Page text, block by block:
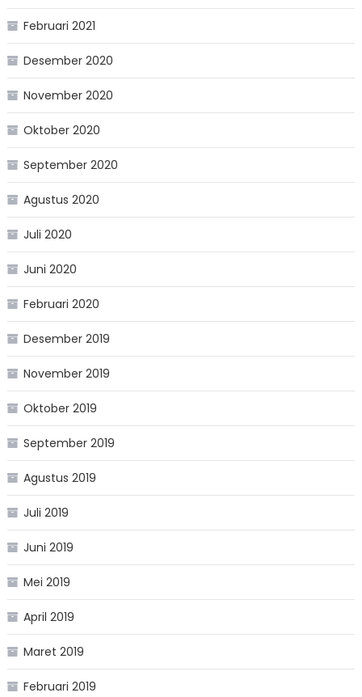
Februari 2021
Desember 2020
November 2020
Oktober 2020
September 2020
Agustus 2020
Juli 2020
Juni 2020
Februari 2020
Desember 2019
November 2019
Oktober 2019
September 2019
Agustus 2019
Juli 2019
Juni 2019
Mei 2019
April 2019
Maret 2019
Februari 2019